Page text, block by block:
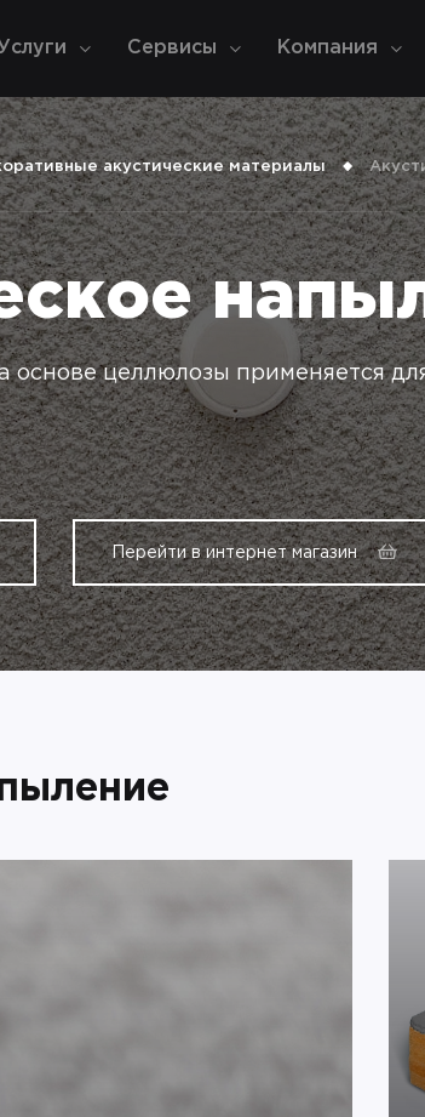
Сервисы Компания
акустические материалы
основе целлюлозы применяется
Перейти в интернет магазин